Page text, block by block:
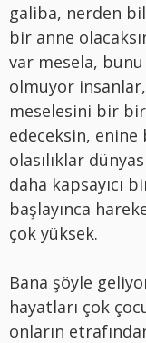
galiba, nerden
bir anne
var mesela,
olmuyor
meselesini bir bir
edeceksin,
olasılıklar
daha kapsayıcı
başlayınca
çok yüksek.
Bana şöyle
hayatları çok
onların